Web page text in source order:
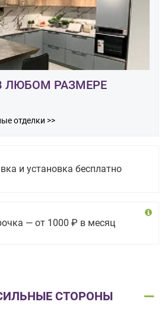
ЛЮБОМ РАЗМЕРЕ
отделки >>
и установка бесплатно
— от 1000 ₽ в месяц
СТОРОНЫ